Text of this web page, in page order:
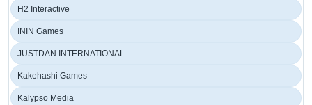
H2 Interactive
ININ Games
JUSTDAN INTERNATIONAL
Kakehashi Games
Kalypso Media